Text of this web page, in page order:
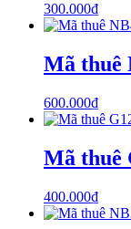
300.000₫
Mã thuê
600.000₫
Mã thuê
400.000₫